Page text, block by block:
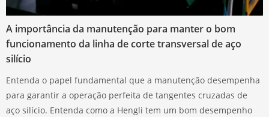
A importância da manutenção para manter o bom
funcionamento da linha de corte transversal de aço
silício
Entenda o papel fundamental que a manutenção desempenha
para garantir a operação perfeita de tangentes cruzadas de
aço silício. Entenda como a Hengli tem um bom desempenho